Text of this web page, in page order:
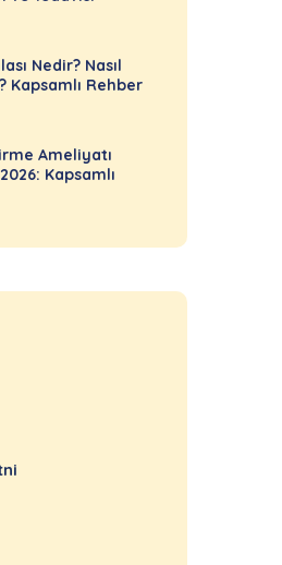
Nedir? Nasıl
Kapsamlı Rehber
Ameliyatı
Kapsamlı